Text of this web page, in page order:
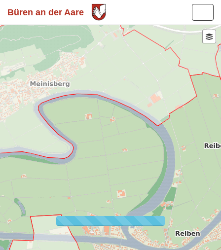
Büren an der Aare